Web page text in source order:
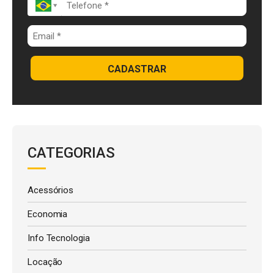
CADASTRAR
CATEGORIAS
Acessórios
Economia
Info Tecnologia
Locação